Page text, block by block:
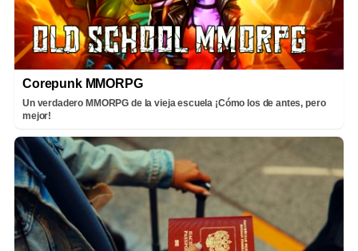
Corepunk MMORPG
Un verdadero MMORPG de la vieja escuela ¡Cómo los de antes, pero
mejor!